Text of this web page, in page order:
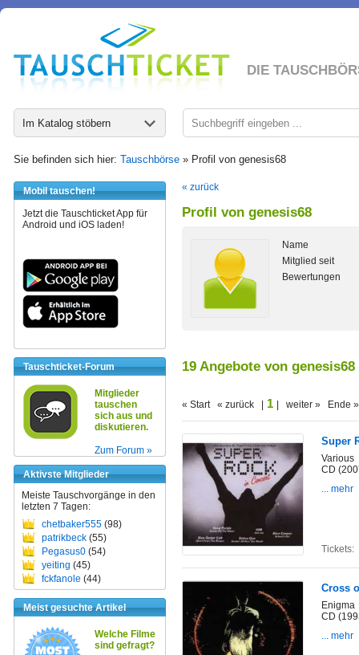
DIE
Im Katalog stöbern
Sie befinden sich hier: Tauschbörse » Profil von genesis68
Mobil tauschen!
Jetzt die Tauschticket App für
Android und iOS laden!
Tauschticket-Forum
Mitglieder
tauschen
sich aus und
diskutieren.
Zum Forum »
Aktivste Mitglieder
Meiste Tauschvorgänge in den
letzten 7 Tagen:
chetbaker555 (98)
patrikbeck (55)
Pegasus0 (54)
yeiting (45)
fckfanole (44)
Meist gesuchte Artikel
Welche Filme
sind gefragt?
« zurück
Profil von genesis68
Name
Mitglied seit
Bewertungen
19 Angebote von genesis68
« Start « zurück | 1 | weiter » Ende »
Super
Various
CD
... mehr
Tickets:
Cross
Enigma
CD
... mehr